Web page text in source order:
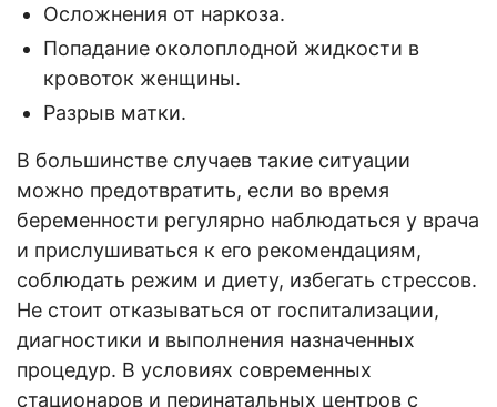
Осложнения от наркоза.
Попадание околоплодной жидкости в
кровоток женщины.
Разрыв матки.
В большинстве случаев такие ситуации
можно предотвратить, если во время
беременности регулярно наблюдаться у врача
и прислушиваться к его рекомендациям,
соблюдать режим и диету, избегать стрессов.
Не стоит отказываться от госпитализации,
диагностики и выполнения назначенных
процедур. В условиях современных
стационаров и перинатальных центров с